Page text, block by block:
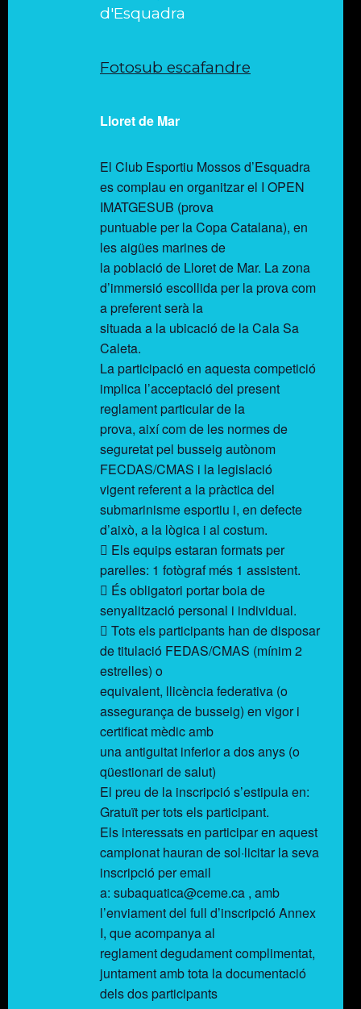
d'Esquadra
Fotosub escafandre
Lloret de Mar
El Club Esportiu Mossos d’Esquadra
es complau en organitzar el I OPEN
IMATGESUB (prova
puntuable per la Copa Catalana), en
les aigües marines de
la població de Lloret de Mar. La zona
d’immersió escollida per la prova com
a preferent serà la
situada a la ubicació de la Cala Sa
Caleta.
La participació en aquesta competició
implica l’acceptació del present
reglament particular de la
prova, així com de les normes de
seguretat pel busseig autònom
FECDAS/CMAS i la legislació
vigent referent a la pràctica del
submarinisme esportiu i, en defecte
d’això, a la lògica i al costum.
 Els equips estaran formats per
parelles: 1 fotògraf més 1 assistent.
 És obligatori portar boia de
senyalització personal i individual.
 Tots els participants han de disposar
de titulació FEDAS/CMAS (mínim 2
estrelles) o
equivalent, llicència federativa (o
assegurança de busseig) en vigor i
certificat mèdic amb
una antiguitat inferior a dos anys (o
qüestionari de salut)
El preu de la inscripció s’estipula en:
Gratuït per tots els participant.
Els interessats en participar en aquest
campionat hauran de sol·licitar la seva
inscripció per email
a: subaquatica@ceme.ca , amb
l’enviament del full d’inscripció Annex
I, que acompanya al
reglament degudament complimentat,
juntament amb tota la documentació
dels dos participants